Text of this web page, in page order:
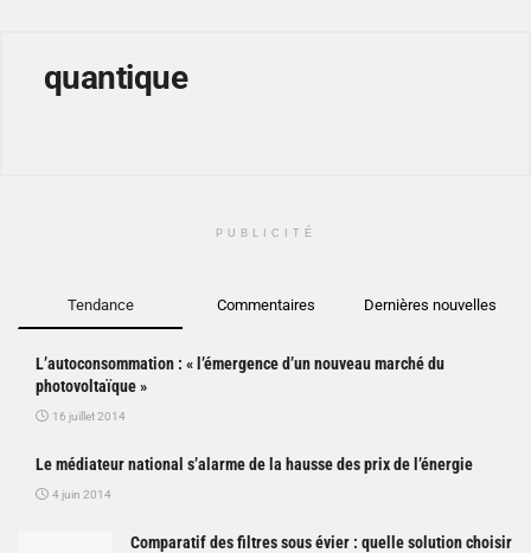
quantique
PUBLICITÉ
Tendance Commentaires Dernières nouvelles
L’autoconsommation : « l’émergence d’un nouveau marché du
photovoltaïque »
16 juillet 2014
Le médiateur national s’alarme de la hausse des prix de l’énergie
4 juin 2014
Comparatif des filtres sous évier : quelle solution choisir